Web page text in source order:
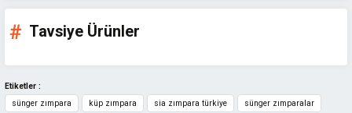
Bu ürüne benzer farklı alternatifler olmalı.
Tavsiye Ürünler
Etiketler :
sünger zımpara
küp zımpara sia zımpara türkiye sünger zımparalar